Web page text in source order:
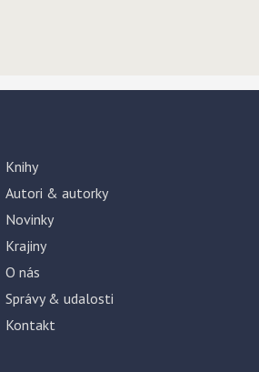
Knihy
Autori & autorky
Novinky
Krajiny
O nás
Správy & udalosti
Kontakt